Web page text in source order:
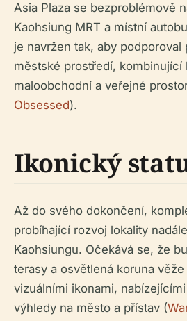
Asia Plaza se bezproblémově
Kaohsiung MRT a místní
je navržen tak, aby podporoval
městské prostředí, kombinující
maloobchodní a veřejné
Obsessed).
Ikonický
Až do svého dokončení,
probíhající rozvoj lokality
Kaohsiungu. Očekává se, že
terasy a osvětlená koruna
vizuálními ikonami,
výhledy na město a přístav (